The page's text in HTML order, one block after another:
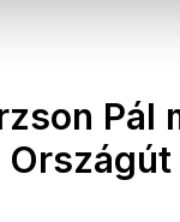
Pál